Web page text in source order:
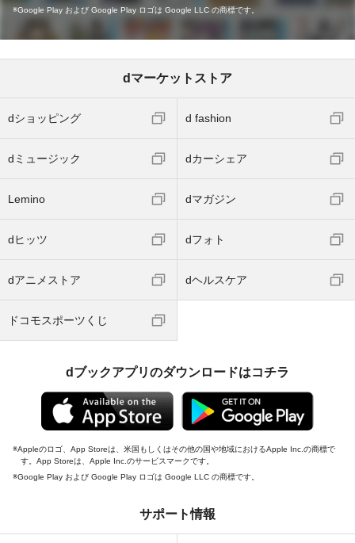
Google Play および Google Play ロゴは Google LLC の商標です。
dマーケットストア
dショッピング d fashion
dミュージック dカーシェア
Lemino dマガジン
dヒッツ dフォト
dアニメストア dヘルスケア
ドコモスポーツくじ
dブックアプリのダウンロードはコチラ
Appleのロゴ、App Storeは、米国もしくはその他の国や地域におけるApple Inc.の商標で
す。App Storeは、Apple Inc.のサービスマークです。
Google Play および Google Play ロゴは Google LLC の商標です。
サポート情報